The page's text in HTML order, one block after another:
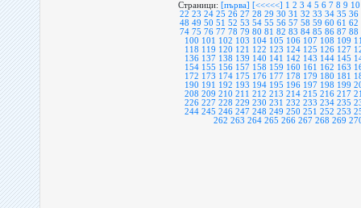
Страници: [първа] [<<<<<] 1 2 3 4 5 6 7 8 9 10
22 23 24 25 26 27 28 29 30 31 32 33 34 35 36
48 49 50 51 52 53 54 55 56 57 58 59 60 61 62
74 75 76 77 78 79 80 81 82 83 84 85 86 87 88
100 101 102 103 104 105 106 107 108 109
118 119 120 121 122 123 124 125 126 127
136 137 138 139 140 141 142 143 144 145
154 155 156 157 158 159 160 161 162 163
172 173 174 175 176 177 178 179 180 181
190 191 192 193 194 195 196 197 198 199
208 209 210 211 212 213 214 215 216 217
226 227 228 229 230 231 232 233 234 235
244 245 246 247 248 249 250 251 252 253
262 263 264 265 266 267 268 269